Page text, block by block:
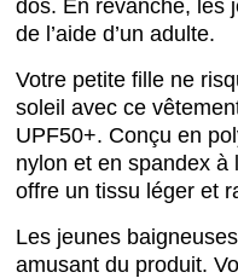
dos. En revanche, les
de l’aide d’un adulte.
Votre petite fille ne
soleil avec ce
UPF50+. Conçu en
nylon et en spandex à
offre un tissu léger et
Les jeunes
amusant du produit.